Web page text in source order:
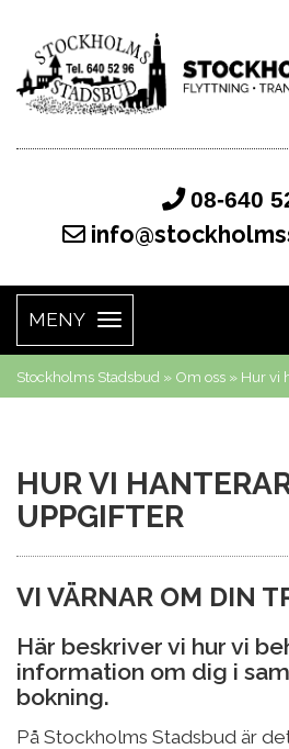
08-640
MENY
Toggle
navigation
Stockholms Stadsbud » Om oss » Hur vi
HUR VI
UPPGIFTER
VI VÄRNAR OM DIN
Här beskriver vi hur vi
information om dig i
bokning.
På Stockholms Stadsbud är